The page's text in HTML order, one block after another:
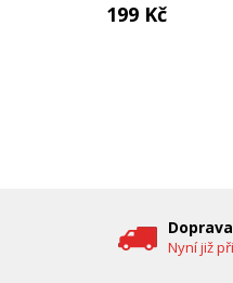
199 Kč
Nyní již